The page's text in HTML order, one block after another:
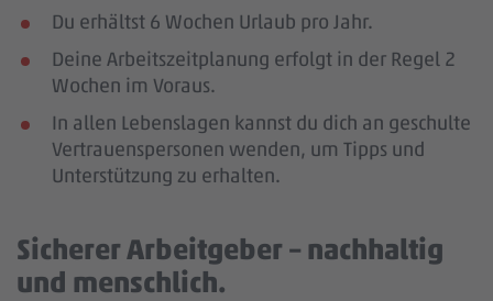
Du erhältst 6 Wochen Urlaub pro Jahr.
Deine Arbeitszeitplanung erfolgt in der Regel 2
Wochen im Voraus.
In allen Lebenslagen kannst du dich an geschulte
Vertrauenspersonen wenden, um Tipps und
Unterstützung zu erhalten.
Sicherer Arbeitgeber – nachhaltig
und menschlich.